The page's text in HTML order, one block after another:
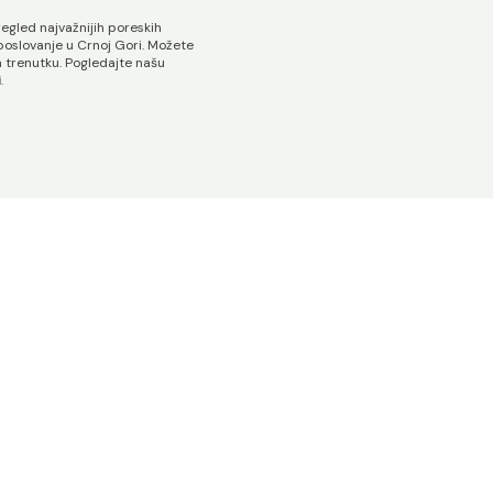
najvažnijih poreskih
u Crnoj Gori. Možete
Pogledajte našu
.